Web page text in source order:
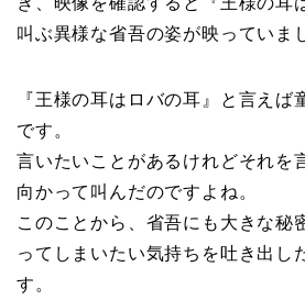
叫ぶ異様な省吾の姿が映っていま
『王様の耳はロバの耳』と言えば
です。
言いたいことがあるけれどそれを
向かって叫んだのですよね。
このことから、省吾にも大きな秘
ってしまいたい気持ちを吐き出し
す。